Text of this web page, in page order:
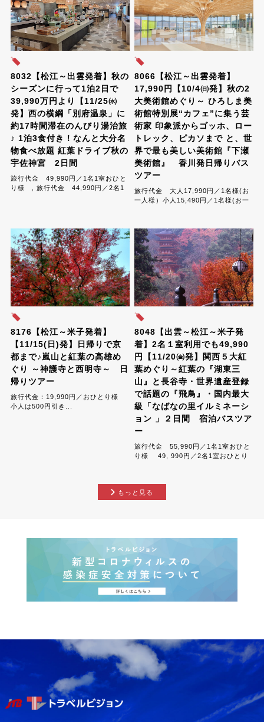
8032【松江～出雲発着】秋の
シーズンに行って1泊2日で
39,990万円より【11/25㈬
発】西の横綱「別府温泉」に
約17時間滞在のんびり湯治旅
♪ 1泊3食付き！なんと大分名
物食べ放題 紅葉ドライブ秋の
宇佐神宮 2日間
旅行代金 49,990円／1名1室おひと
り様 , 旅行代金 44,990円／2名1
8066【松江～出雲発着】
17,990円【10/4㈰発】秋の2
大美術館めぐり～ ひろしま美
術館特別展“カフェ”に集う芸
術家 印象派からゴッホ、ロー
トレック、ピカソまで と、世
界で最も美しい美術館『下瀬
美術館』 香川発日帰りバス
ツアー
旅行代金 大人17,990円／1名様(お
一人様）小人15,490円／1名様(お一
8176【松江～米子発着】
【11/15(日)発】日帰りで京
都まで♪嵐山と紅葉の高雄め
ぐり ～神護寺と西明寺～ 日
帰りツアー
旅行代金：19,990円／おひとり様
小人は500円引き...
8048【出雲～松江～米子発
着】2名１室利用でも49,990
円【11/20㈮発】関西５大紅
葉めぐり～紅葉の『湖東三
山』と長谷寺・世界遺産登録
で話題の『飛鳥』・国内最大
級「なばなの里イルミネーシ
ョン 」２日間 宿泊バスツア
ー
旅行代金 55,990円／1名1室おひと
り様 49, 990円／2名1室おひとり
もっと見る